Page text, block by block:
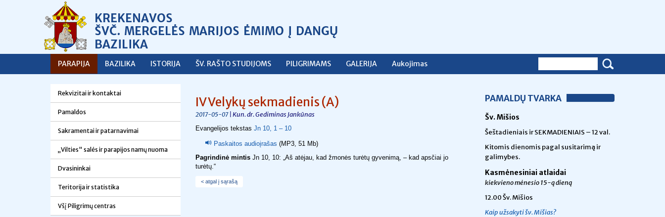
PARAPIJA BAZILIKA ISTORIJA ŠV. RAŠTO STUDIJOMS PILIGRIMAMS GALERIJA Aukojimas
Rekvizitai ir kontaktai
Pamaldos
Sakramentai ir patarnavimai
„Vilties" salės ir parapijos namų nuoma
Dvasininkai
Teritorija ir statistika
Všį Piligrimų centras
IV Velykų sekmadienis (A)
2017-05-07| Kun. dr. Gediminas Jankūnas
Evangelijos tekstas Jn 10, 1 – 10
Paskaitos audioįrašas (MP3, 51 Mb)
Pagrindinė mintis Jn 10, 10: „Aš atėjau, kad žmonės turėtų gyvenimą, – kad apsčiai jo
turėtų.“
< atgal į sąrašą
PAMALDŲ TVARKA
Šv. Mišios
Šeštadieniais ir SEKMADIENIAIS – 12 val.
Kitomis dienomis pagal susitarimą ir
galimybes.
Kasmėnesiniai atlaidai
kiekvieno mėnesio 15-ą dieną
12.00 Šv. Mišios
Kaip užsakyti šv. Mišias?